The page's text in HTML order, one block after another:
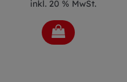
inkl. 20 % MwSt.